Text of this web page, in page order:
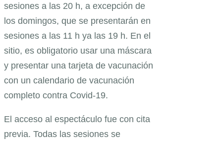
sesiones a las 20 h, a excepción de
los domingos, que se presentarán en
sesiones a las 11 h ya las 19 h. En el
sitio, es obligatorio usar una máscara
y presentar una tarjeta de vacunación
con un calendario de vacunación
completo contra Covid-19.
El acceso al espectáculo fue con cita
previa. Todas las sesiones se